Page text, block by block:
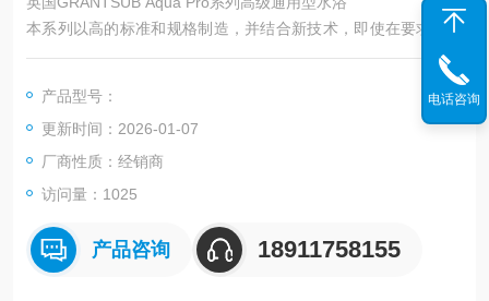
本系列以高的标准和规格制造，并结合新技术，即使在要求严格
温度控制的应用中也能满足要求
产品型号：
更新时间：2026-01-07
厂商性质：经销商
访问量：1025
产品咨询 18911758155
电话咨询